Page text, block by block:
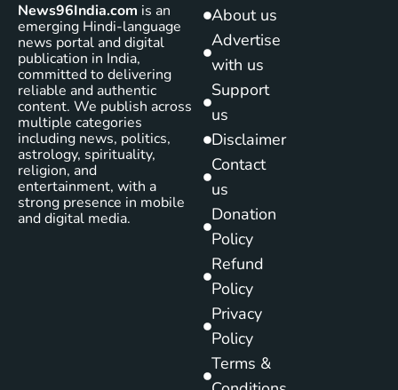
News96India.com is an
emerging Hindi-language
news portal and digital
publication in India,
committed to delivering
reliable and authentic
content. We publish across
multiple categories
including news, politics,
astrology, spirituality,
religion, and
entertainment, with a
strong presence in mobile
and digital media.
About us
Advertise
with us
Support
us
Disclaimer
Contact
us
Donation
Policy
Refund
Policy
Privacy
Policy
Terms &